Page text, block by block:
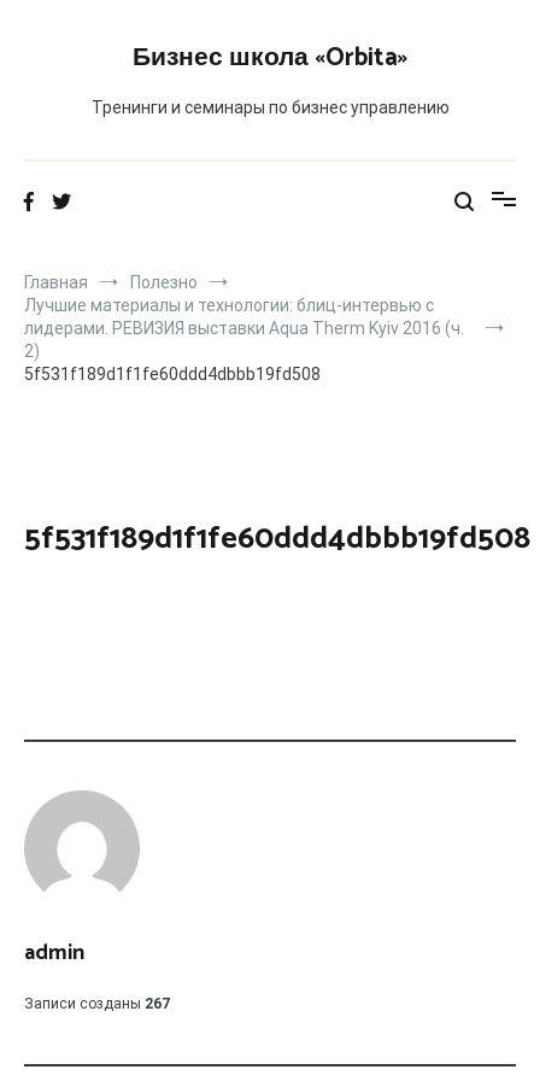
Бизнес школа «Orbita»
Тренинги и семинары по бизнес управлению
Главная
Полезно
Лучшие материалы и технологии: блиц-интервью с
лидерами. РЕВИЗИЯ выставки Aqua Therm Kyiv 2016 (ч.
2)
5f531f189d1f1fe60ddd4dbbb19fd508
5f531f189d1f1fe60ddd4dbbb19fd508
admin
Записи созданы 267